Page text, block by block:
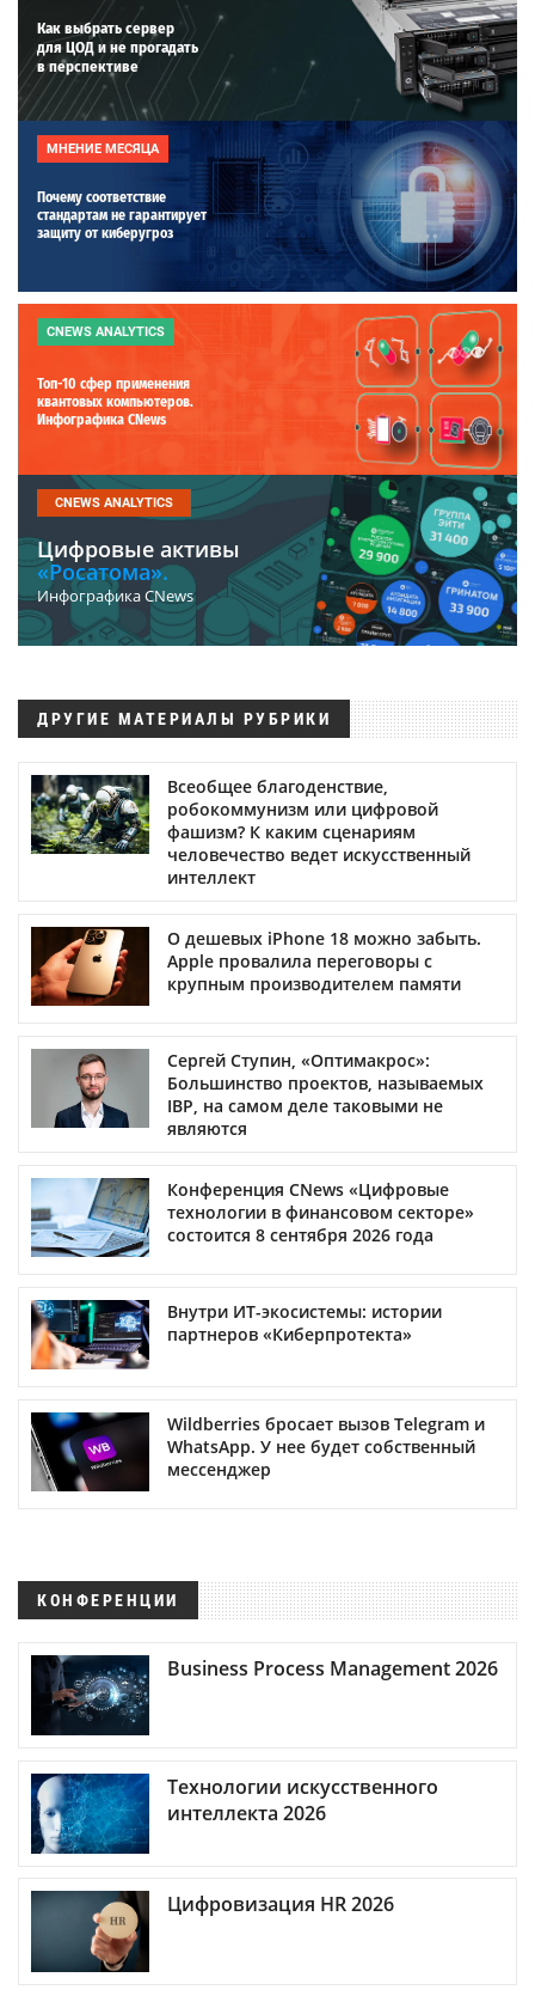
Как выбрать сервер
для ЦОД и не прогадать
в перспективе
МНЕНИЕ МЕСЯЦА
Почему соответствие
стандартам не гарантирует
защиту от киберугроз
CNEWS ANALYTICS
Топ-10 сфер применения
квантовых компьютеров.
Инфографика CNews
CNEWS ANALYTICS
Цифровые активы
«Росатома».
Инфографика CNews
ДРУГИЕ МАТЕРИАЛЫ РУБРИКИ
Всеобщее благоденствие,
робокоммунизм или цифровой
фашизм? К каким сценариям
человечество ведет искусственный
интеллект
О дешевых iPhone 18 можно забыть.
Apple провалила переговоры с
крупным производителем памяти
Сергей Ступин, «Оптимакрос»:
Большинство проектов, называемых
IBP, на самом деле таковыми не
являются
Конференция CNews «Цифровые
технологии в финансовом секторе»
состоится 8 сентября 2026 года
Внутри ИТ-экосистемы: истории
партнеров «Киберпротекта»
Wildberries бросает вызов Telegram и
WhatsApp. У нее будет собственный
мессенджер
КОНФЕРЕНЦИИ
Business Process Management 2026
Технологии искусственного
интеллекта 2026
Цифровизация HR 2026